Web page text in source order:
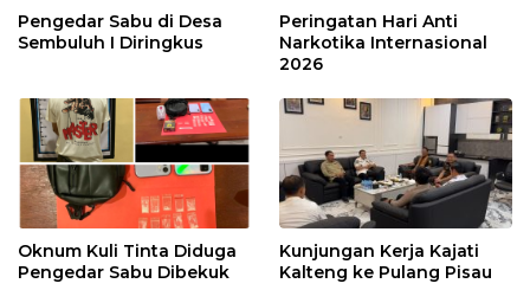
Pengedar Sabu di Desa
Sembuluh I Diringkus
Peringatan Hari Anti
Narkotika Internasional
2026
Oknum Kuli Tinta Diduga
Pengedar Sabu Dibekuk
Kunjungan Kerja Kajati
Kalteng ke Pulang Pisau